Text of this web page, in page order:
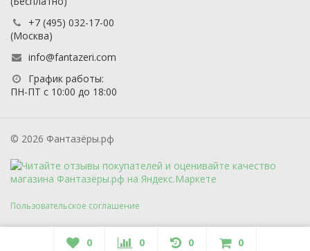
+7 (495) 032-17-00
(Москва)
info@fantazeri.com
График работы:
ПН-ПТ с 10:00 до 18:00
© 2026 Фантазёры.рф
Пользовательское соглашение
0 0 0 0